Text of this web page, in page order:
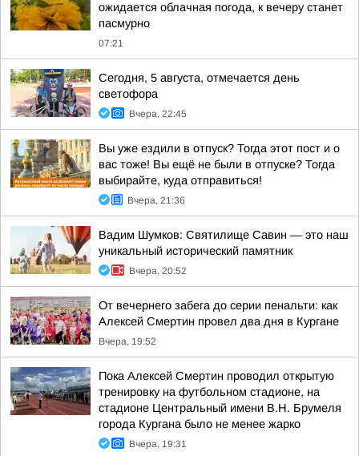
ожидается облачная погода, к вечеру станет
пасмурно
07:21
Сегодня, 5 августа, отмечается день
светофора
Вчера, 22:45
Вы уже ездили в отпуск? Тогда этот пост и о
вас тоже! Вы ещё не были в отпуске? Тогда
выбирайте, куда отправиться!
Вчера, 21:36
Вадим Шумков: Святилище Савин — это наш
уникальный исторический памятник
Вчера, 20:52
От вечернего забега до серии пенальти: как
Алексей Смертин провел два дня в Кургане
Вчера, 19:52
Пока Алексей Смертин проводил открытую
тренировку на футбольном стадионе, на
стадионе Центральный имени В.Н. Брумеля
города Кургана было не менее жарко
Вчера, 19:31